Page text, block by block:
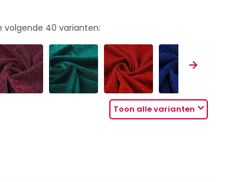
volgende 40 varianten:
Toon alle varianten